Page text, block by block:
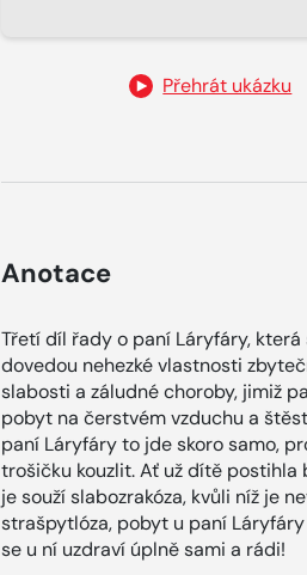
Přehrát ukázku
Anotace
Třetí díl řady o paní Láryfáry,
dovedou nehezké vlastnosti
slabosti a záludné choroby, jimiž
pobyt na čerstvém vzduchu a
paní Láryfáry to jde skoro samo,
trošičku kouzlit. Ať už dítě
je souží slabozrakóza, kvůli níž je
strašpytlóza, pobyt u paní
se u ní uzdraví úplně sami a rádi!